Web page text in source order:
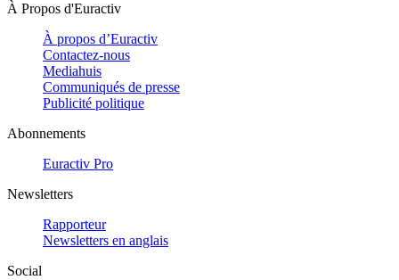
À Propos d'Euractiv
À propos d’Euractiv
Contactez-nous
Mediahuis
Communiqués de presse
Publicité politique
Abonnements
Euractiv Pro
Newsletters
Rapporteur
Newsletters en anglais
Social